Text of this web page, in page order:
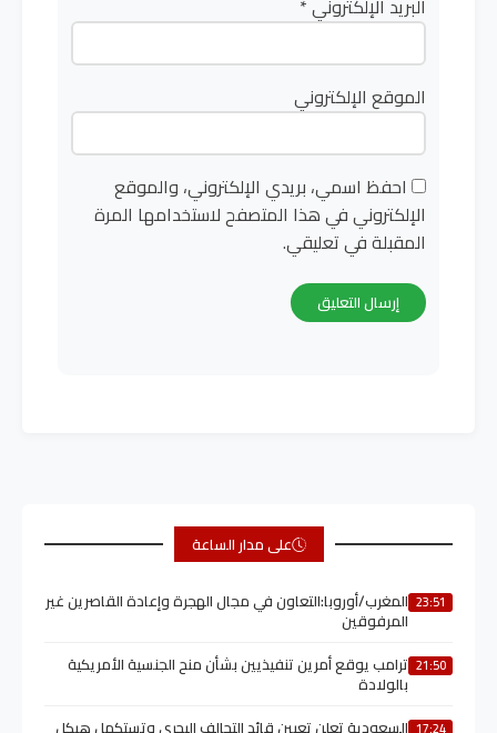
البريد الإلكتروني*
الموقع الإلكتروني
احفظ اسمي، بريدي الإلكتروني، والموقع
الإلكتروني في هذا المتصفح لاستخدامها المرة
المقبلة في تعليقي.
على مدار الساعة
23:51 المغرب/أوروبا:التعاون في مجال الهجرة وإعادة القاصرين غير
المرفوقين
21:50 ترامب يوقع أمرين تنفيذيين بشأن منح الجنسية الأمريكية
بالولادة
السعودية تعلن تعيين قائد التحالف البحري وتستكمل هيكل